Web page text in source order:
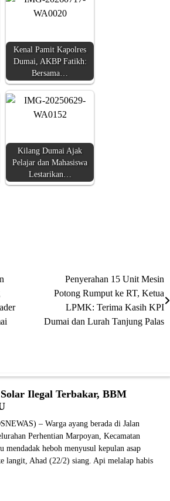
Kenal Pamit Kapolres
Dumai, AKBP Fatikh:
Bersama…
Kilang Dumai Ajak
Pelajar dan Mahasiswa
Lestarikan…
Penyerahan 15 Unit Mesin
Potong Rumput ke RT, Ketua
LPMK: Terima Kasih KPI
Dumai dan Lurah Tanjung Palas
Ilegal Terbakar, BBM
– Warga ayang berada di Jalan
Perhentian Marpoyan, Kecamatan
mendadak heboh menyusul kepulan asap
langit, Ahad (22/2) siang. Api melalap habis